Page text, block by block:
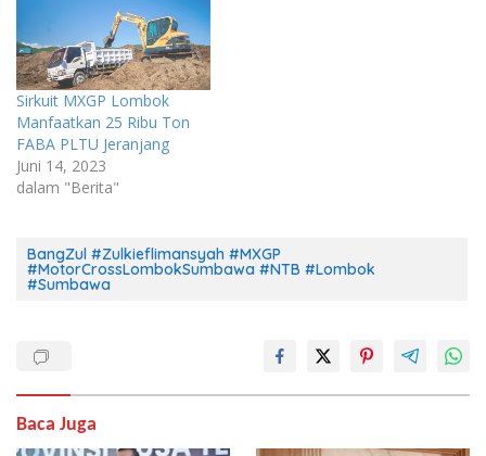
Sirkuit MXGP Lombok
Manfaatkan 25 Ribu Ton
FABA PLTU Jeranjang
Juni 14, 2023
dalam "Berita"
BangZul #Zulkieflimansyah #MXGP
#MotorCrossLombokSumbawa #NTB #Lombok
#Sumbawa
Baca Juga